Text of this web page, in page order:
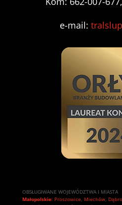
e-mail:
OBSŁUGIWANE WOJEWÓDZTWA I MIASTA
Małopolskie: Proszowice, Miechów,